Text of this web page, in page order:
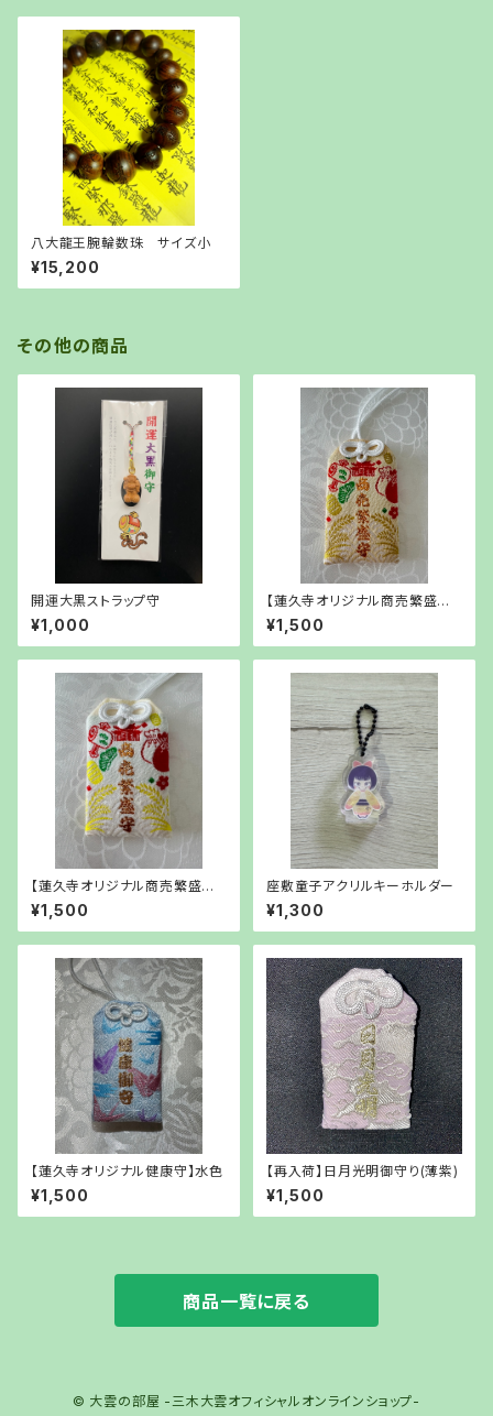
八大龍王腕輪数珠 サイズ小
¥15,200
その他の商品
開運大黒ストラップ守
¥1,000
【蓮久寺オリジナル商売繁盛守】
クリーム色
¥1,500
【蓮久寺オリジナル商売繁盛守】
白色
¥1,500
座敷童子アクリルキーホルダー
¥1,300
【蓮久寺オリジナル健康守】水色
¥1,500
【再入荷】日月光明御守り(薄紫)
¥1,500
商品一覧に戻る
© 大雲の部屋 -三木大雲オフィシャルオンラインショップ-